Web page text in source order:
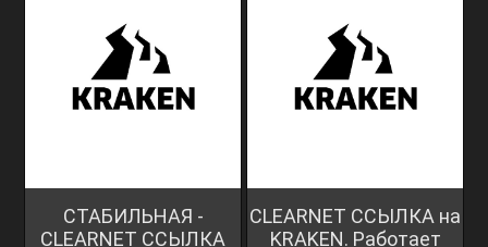
СТАБИЛЬНАЯ -
CLEARNET ССЫЛКА
CLEARNET ССЫЛКА на
KRAKEN. Работает